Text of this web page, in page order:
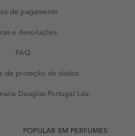
de pagamento
e devoluções
FAQ
de proteção de dados
Douglas Portugal Lda.
POPULAR EM PERFUMES